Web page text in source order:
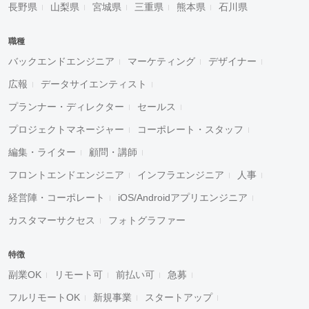
長野県 山梨県 宮城県 三重県 熊本県 石川県
職種
バックエンドエンジニア マーケティング デザイナー
広報 データサイエンティスト
プランナー・ディレクター セールス
プロジェクトマネージャー コーポレート・スタッフ
編集・ライター 顧問・講師
フロントエンドエンジニア インフラエンジニア 人事
経営陣・コーポレート iOS/Androidアプリエンジニア
カスタマーサクセス フォトグラファー
特徴
副業OK リモート可 前払い可 急募
フルリモートOK 新規事業 スタートアップ